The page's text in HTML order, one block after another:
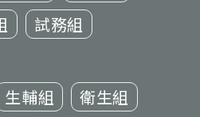
試務組
生輔組
衛生組